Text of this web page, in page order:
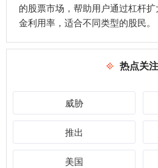
的股票市场，帮助用户通过杠杆
金利用率，适合不同类型的股民。
热点关注
威胁
推出
美国